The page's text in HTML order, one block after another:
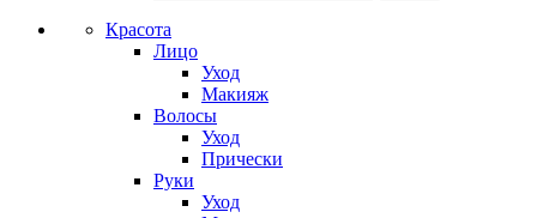
Красота
Лицо
Уход
Макияж
Волосы
Уход
Прически
Руки
Уход